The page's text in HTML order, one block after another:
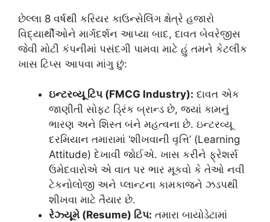
છેલ્લા 8 વર્ષથી કરિયર કાઉન્સેલિંગ ક્ષેત્રે હજારો
વિદ્યાર્થીઓને માર્ગદર્શન આપ્યા બાદ, દાવત બેવરેજીસ
જેવી મોટી કંપનીમાં પસંદગી પામવા માટે હું તમને કેટલીક
ખાસ ટિપ્સ આપવા માંગુ છું:
ઇન્ટરવ્યૂ ટિપ (FMCG Industry): દાવત એક
જાણીતી સોફ્ટ ડ્રિંક બ્રાન્ડ છે, જ્યાં કામનું
ભારણ અને શિસ્ત બંને મહત્વના છે. ઇન્ટરવ્યૂ
દરમિયાન તમારામાં ‘શીખવાની વૃત્તિ’ (Learning
Attitude) દેખાવી જોઈએ. ખાસ કરીને ફ્રેશર્સ
ઉમેદવારોએ એ વાત પર ભાર મૂકવો કે તેઓ નવી
ટેકનોલોજી અને પ્લાન્ટના કામકાજને ઝડપથી
શીખવા માટે તૈયાર છે.
રેઝ્યૂમે (Resume) ટિપ: તમારા બાયોડેટામાં